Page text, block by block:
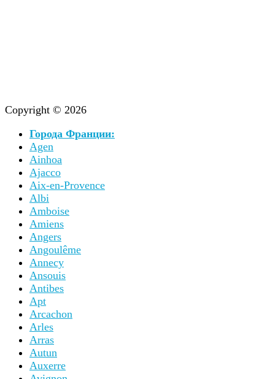
Beynac-et-Cazenac
Blois
Bonifacio
Bonnieux
Bordeaux
Bormes-les-Mimosas
Bourges
Brousse-le-Château
Caen
Cagnes-sur-Mer
Cahors
Calais
Calvi
Cancale
Cannes
Carcassonne
Carpentras
Cassis
Castellane
Castelnou